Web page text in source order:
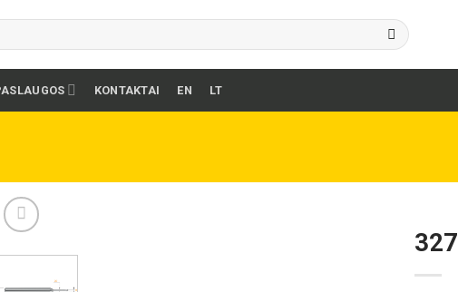
KONTAKTAI EN LT